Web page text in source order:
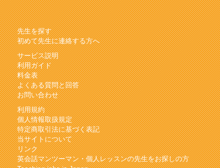
先生を探す
初めて先生に連絡する方へ
サービス説明
利用ガイド
料金表
よくある質問と回答
お問い合わせ
利用規約
個人情報取扱規定
特定商取引法に基づく表記
当サイトについて
リンク
英会話マンツーマン・個人レッスンの先生をお探しの方